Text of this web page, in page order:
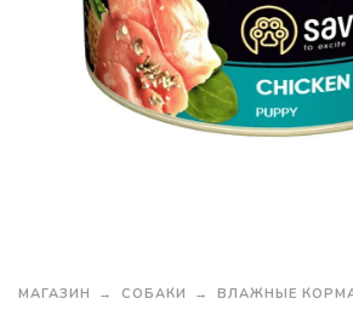
МАГАЗИН СОБАКИ ВЛАЖНЫЕ